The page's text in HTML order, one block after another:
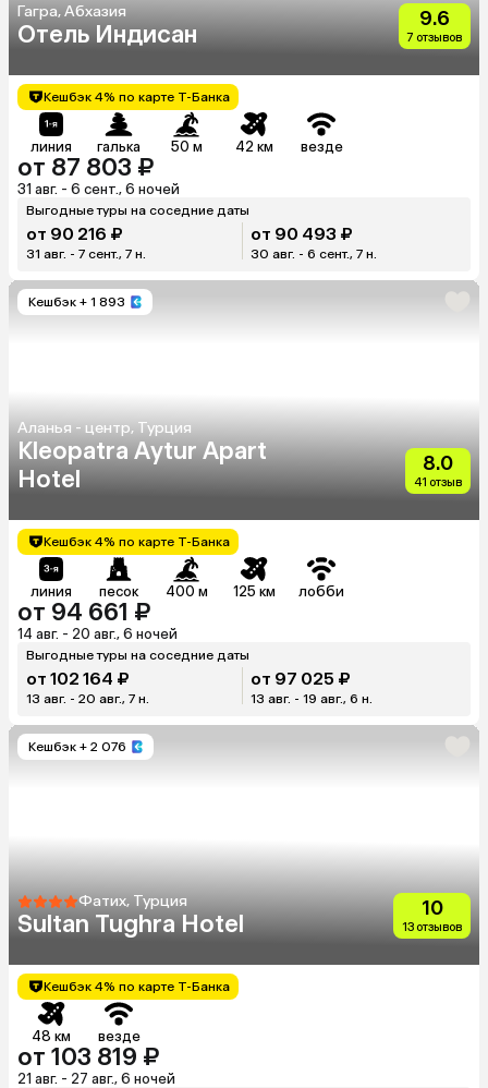
Гагра, Абхазия
Отель Индисан
9.6
7 отзывов
Кешбэк 4% по карте Т-Банка
линия галька 50 м 42 км везде
от 87 803 ₽
31 авг. - 6 сент., 6 ночей
Выгодные туры на соседние даты
от 90 216 ₽
31 авг. - 7 сент., 7 н.
от 90 493 ₽
30 авг. - 6 сент., 7 н.
Кешбэк + 1 893
Аланья - центр, Турция
Kleopatra Aytur Apart
Hotel
8.0
41 отзыв
Кешбэк 4% по карте Т-Банка
линия песок 400 м 125 км лобби
от 94 661 ₽
14 авг. - 20 авг., 6 ночей
Выгодные туры на соседние даты
от 102 164 ₽
13 авг. - 20 авг., 7 н.
от 97 025 ₽
13 авг. - 19 авг., 6 н.
Кешбэк + 2 076
Фатих, Турция
Sultan Tughra Hotel
10
13 отзывов
Кешбэк 4% по карте Т-Банка
48 км везде
от 103 819 ₽
21 авг. - 27 авг., 6 ночей